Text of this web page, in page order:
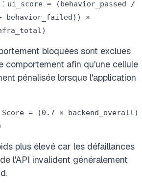
: ui_score = (behavior_passed /
behavior_failed)) ×
bloquées sont exclues
comportement afin qu'une cellule
pénalisée lorsque l'application
= (0.7 × backend_overall)
plus élevé car les défaillances
l'API invalident généralement